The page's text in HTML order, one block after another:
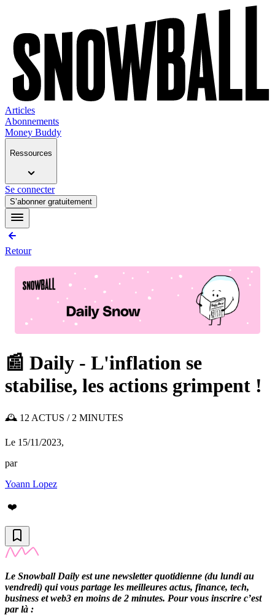
Articles
Abonnements
Money Buddy
Ressources
Se connecter
S’abonner gratuitement
Retour
📰 Daily - L'inflation se
stabilise, les actions grimpent !
🕰️ 12 ACTUS / 2 MINUTES
Le 15/11/2023,
par
Yoann Lopez
❤️
Le Snowball Daily est une newsletter quotidienne (du lundi au
vendredi) qui vous partage les meilleures actus, finance, tech,
business et web3 en moins de 2 minutes. Pour vous inscrire c’est
par là :